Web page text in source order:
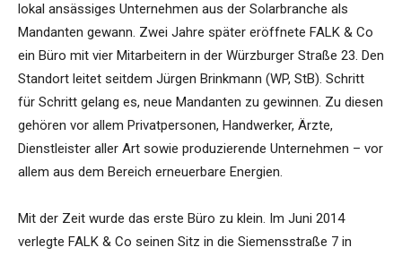
lokal ansässiges Unternehmen aus der Solarbranche als
Mandanten gewann. Zwei Jahre später eröffnete FALK & Co
ein Büro mit vier Mitarbeitern in der Würzburger Straße 23. Den
Standort leitet seitdem Jürgen Brinkmann (WP, StB). Schritt
für Schritt gelang es, neue Mandanten zu gewinnen. Zu diesen
gehören vor allem Privatpersonen, Handwerker, Ärzte,
Dienstleister aller Art sowie produzierende Unternehmen – vor
allem aus dem Bereich erneuerbare Energien.
Mit der Zeit wurde das erste Büro zu klein. Im Juni 2014
verlegte FALK & Co seinen Sitz in die Siemensstraße 7 in